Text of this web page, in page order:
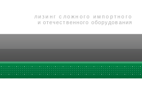
лизинг сложного импортного
и отечественного оборудования